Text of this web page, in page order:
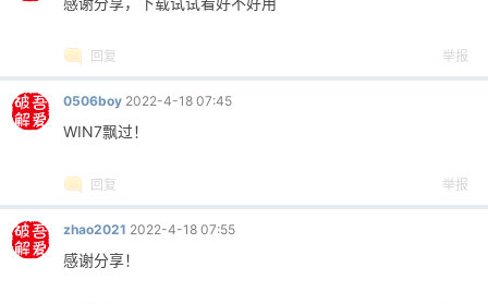
回复 举报
0506boy 2022-4-18 07:45
WIN7飘过！
回复 举报
zhao2021 2022-4-18 07:55
感谢分享！